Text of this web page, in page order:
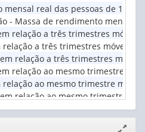
(1)
mensal real das pessoas de 14
- Massa de rendimento mensal
relação a três trimestres
relação a três trimestres móveis
relação a três trimestres
relação ao mesmo trimestre
relação ao mesmo trimestre
relação ao mesmo trimestre
mensal nominal das pessoas de
- Massa de rendimento mensal